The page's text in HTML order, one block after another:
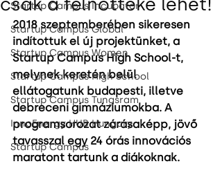
Startup Campus Incubator
Startup Campus Global
Startup Campus Women
Startup Campus High School
Startup Campus Tungsram
InnoEnergy HUB Hungary
Startup Campus
2018 szeptemberében sikeresen
indítottuk el új projektünket, a
Startup Campus High School-t,
melynek keretén belül
ellátogatunk budapesti, illetve
debreceni gimnáziumokba. A
programsorozat zárásaképp, jövő
tavasszal egy 24 órás innovációs
maratont tartunk a diákoknak.